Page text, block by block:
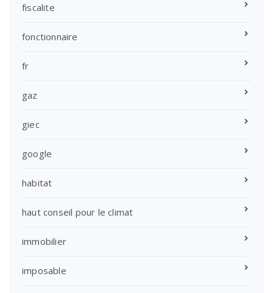
fiscalite
fonctionnaire
fr
gaz
giec
google
habitat
haut conseil pour le climat
immobilier
imposable